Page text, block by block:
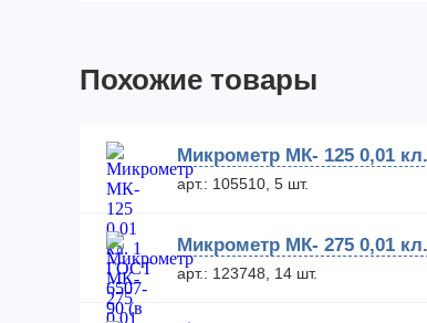
Похожие товары
Микрометр МК- 125 0,01
арт.: 105510, 5 шт.
Микрометр МК- 275 0,01
арт.: 123748, 14 шт.